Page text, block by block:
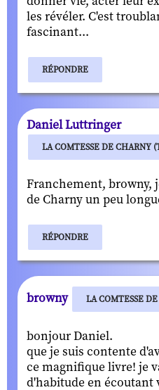
les révéler. C'est
fascinant...
RÉPONDRE
Daniel Luttringer
LA COMTESSE DE CHARNY
Franchement, browny,
de Charny un peu
RÉPONDRE
browny LA COMTESSE
bonjour Daniel.
que je suis contente
ce magnifique livre! je
d'habitude en écoutant